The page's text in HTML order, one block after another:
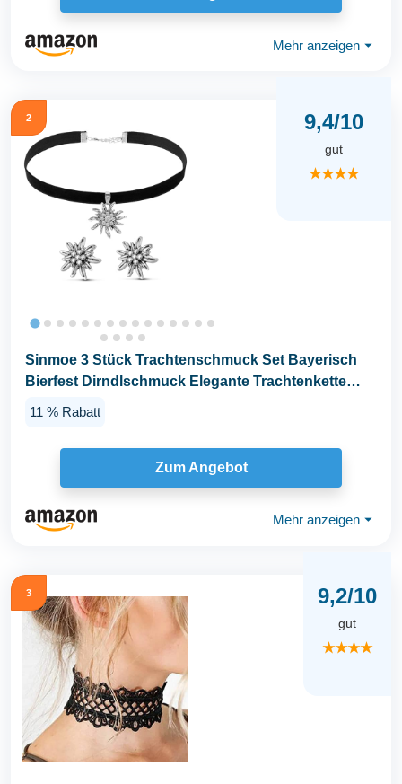
Mehr anzeigen ⏷
2 9,4/10
gut
★★★★
Sinmoe 3 Stück Trachtenschmuck Set Bayerisch
Bierfest Dirndlschmuck Elegante Trachtenkette
11 % Rabatt
Zum Angebot
Mehr anzeigen ⏷
3 9,2/10
gut
★★★★